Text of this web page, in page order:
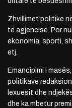
Zhvillimet politike
të agjencisë. Por
ekonomia, sporti,
etj.
Emancipimi i
politikave
lexuesit dhe
dhe ka mbetur